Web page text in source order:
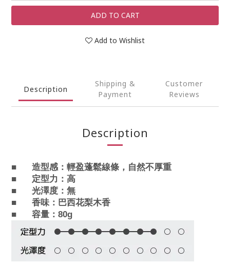
ADD TO CART
Add to Wishlist
Description
Shipping &
Payment
Customer
Reviews
Description
■ 造型感： 輕盈蓬鬆線條，自然不厚重
■
定型力： 高
■
光澤度： 無
■
香味： 巴西花梨木香
■
容量：80g